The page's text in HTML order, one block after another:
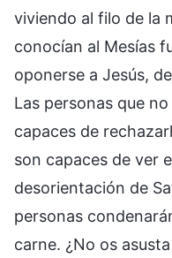
viviendo al filo de la
conocían al Mesías
oponerse a Jesús,
Las personas que
capaces de
son capaces de ver
desorientación de
personas
carne. ¿No os